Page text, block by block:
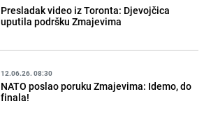
Presladak video iz Toronta: Djevojčica
uputila podršku Zmajevima
12.06.26. 08:30
NATO poslao poruku Zmajevima: Idemo, do
finala!